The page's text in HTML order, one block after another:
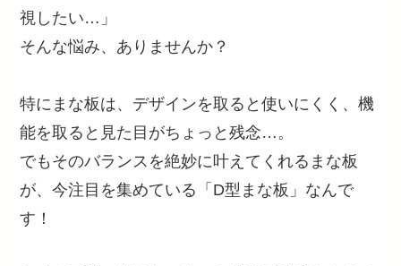
視したい…」
そんな悩み、ありませんか？
特にまな板は、デザインを取ると使いにくく、機
能を取ると見た目がちょっと残念…。
でもそのバランスを絶妙に叶えてくれるまな板
が、今注目を集めている「D型まな板」なんで
す！